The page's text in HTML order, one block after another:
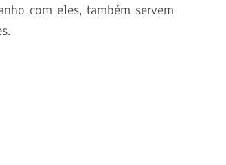
com eles, também servem